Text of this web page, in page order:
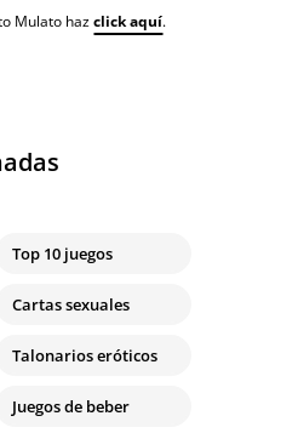
Mulato hazclick aquí.
Top 10 juegos
Cartas sexuales
Talonarios eróticos
Juegos de beber